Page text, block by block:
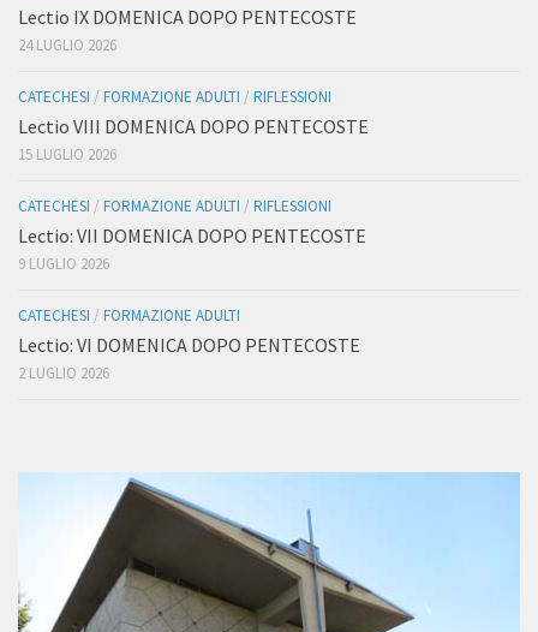
Lectio IX DOMENICA DOPO PENTECOSTE
24 LUGLIO 2026
CATECHESI / FORMAZIONE ADULTI / RIFLESSIONI
Lectio VIII DOMENICA DOPO PENTECOSTE
15 LUGLIO 2026
CATECHESI / FORMAZIONE ADULTI / RIFLESSIONI
Lectio: VII DOMENICA DOPO PENTECOSTE
9 LUGLIO 2026
CATECHESI / FORMAZIONE ADULTI
Lectio: VI DOMENICA DOPO PENTECOSTE
2 LUGLIO 2026